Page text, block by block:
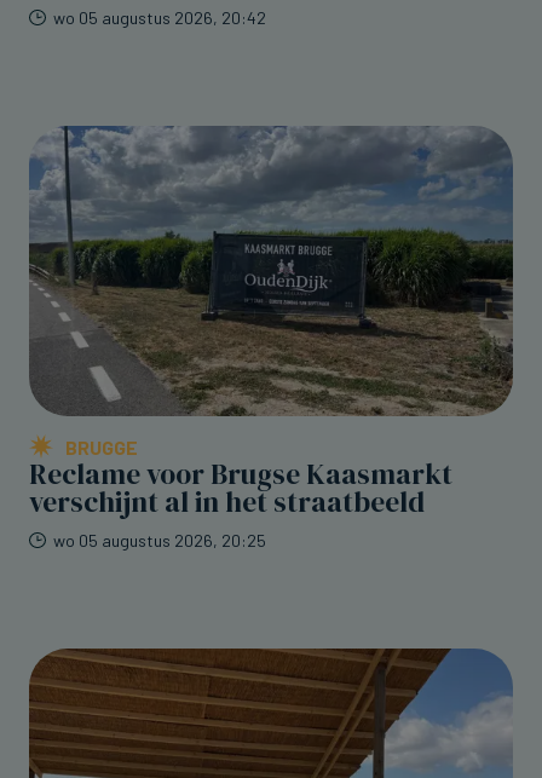
wo 05 augustus 2026, 20:42
BRUGGE
Reclame voor Brugse Kaasmarkt
verschijnt al in het straatbeeld
wo 05 augustus 2026, 20:25